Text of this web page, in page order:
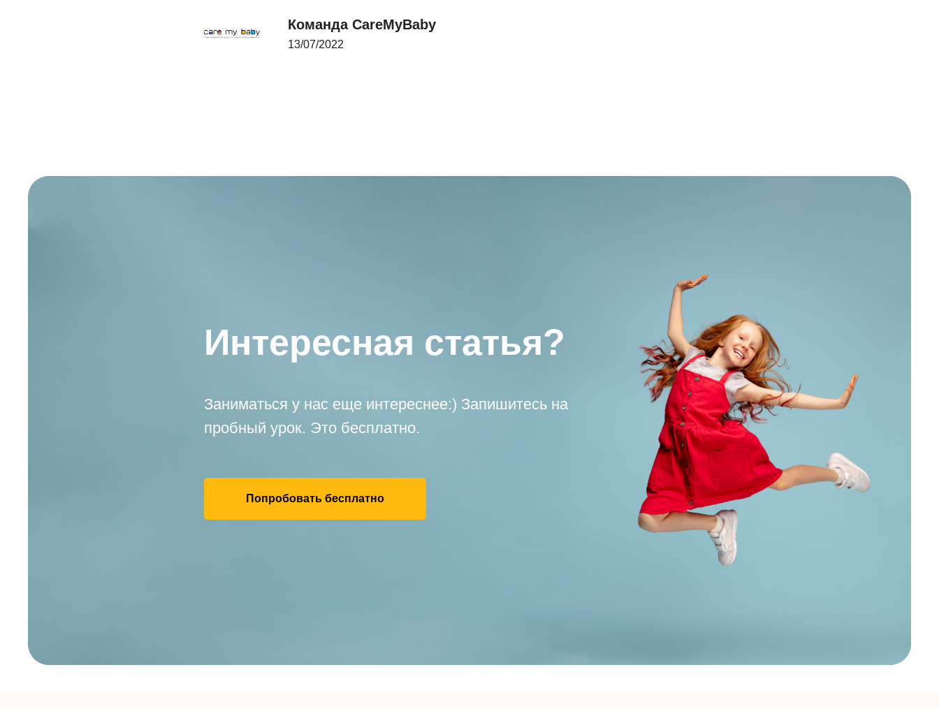
Команда CareMyBaby
13/07/2022
Интересная статья?
Заниматься у нас еще интереснее:) Запишитесь на
пробный урок. Это бесплатно.
Попробовать бесплатно